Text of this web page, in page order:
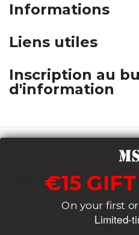
Informations
Liens utiles
Inscription au
d'information
€15 GIFT
On your first
Limited-